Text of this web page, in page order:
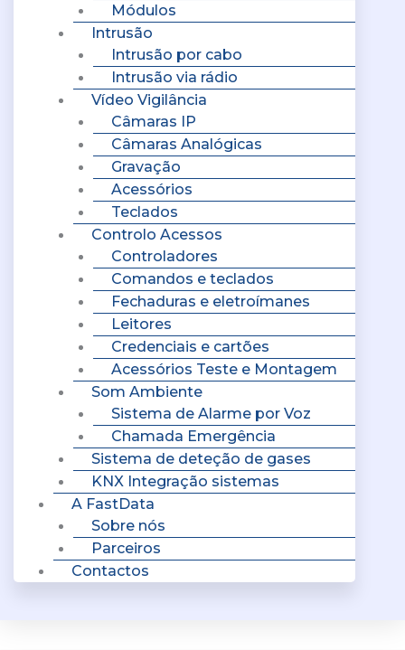
Módulos
Intrusão
Intrusão por cabo
Intrusão via rádio
Vídeo Vigilância
Câmaras IP
Câmaras Analógicas
Gravação
Acessórios
Teclados
Controlo Acessos
Controladores
Comandos e teclados
Fechaduras e eletroímanes
Leitores
Credenciais e cartões
Acessórios Teste e Montagem
Som Ambiente
Sistema de Alarme por Voz
Chamada Emergência
Sistema de deteção de gases
KNX Integração sistemas
A FastData
Sobre nós
Parceiros
Contactos